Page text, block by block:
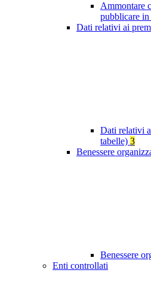
Ammontare
pubblicare in
Dati relativi ai
Dati relativi
tabelle) 3
Benessere
Benessere
Enti controllati